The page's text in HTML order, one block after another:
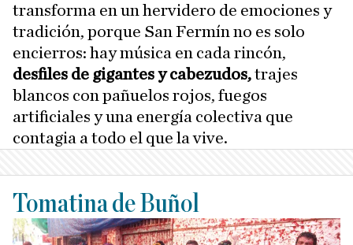
transforma en un hervidero de emociones y
tradición, porque San Fermín no es solo
encierros: hay música en cada rincón,
desfiles de gigantes y cabezudos,trajes
blancos con pañuelos rojos, fuegos
artificiales y una energía colectiva que
contagia a todo el que la vive.
Tomatina de Buñol